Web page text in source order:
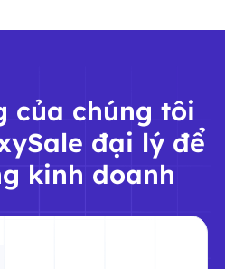
của chúng tôi
đại lý để
kinh doanh